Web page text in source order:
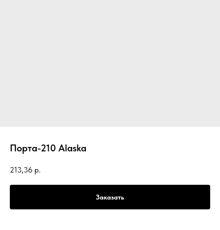
Порта-210 Alaska
213,36 р.
Заказать